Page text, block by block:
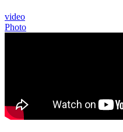
video
Photo